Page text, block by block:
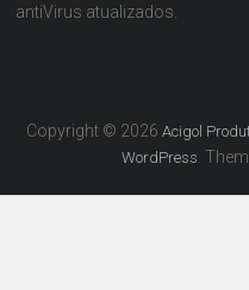
antiVirus atualizados.
Copyright © 2026 Acigol
WordPress .